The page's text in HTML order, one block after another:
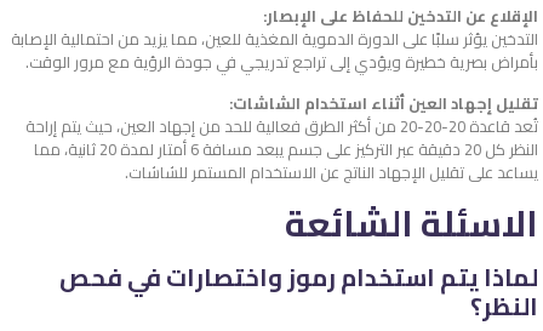
الإقلاع عن التدخين للحفاظ على الإبصار:
التدخين يؤثر سلبًا على الدورة الدموية المغذية للعين، مما يزيد من احتمالية الإصابة
بأمراض بصرية خطيرة ويؤدي إلى تراجع تدريجي في جودة الرؤية مع مرور الوقت.
تقليل إجهاد العين أثناء استخدام الشاشات:
تُعد قاعدة 20-20-20 من أكثر الطرق فعالية للحد من إجهاد العين، حيث يتم إراحة
النظر كل 20 دقيقة عبر التركيز على جسم يبعد مسافة 6 أمتار لمدة 20 ثانية، مما
يساعد على تقليل الإجهاد الناتج عن الاستخدام المستمر للشاشات.
الاسئلة الشائعة
لماذا يتم استخدام رموز واختصارات في فحص
النظر؟